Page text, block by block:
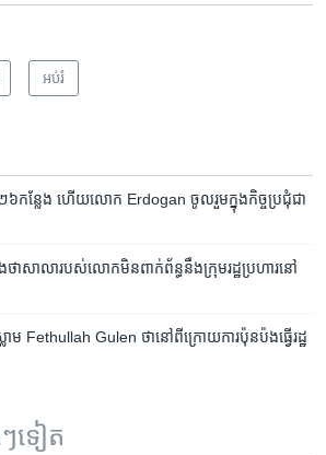
អប់រំ
កន្លែង ហើយ​លោក Erdogan ចូលរួម​ក្នុង​កិច្ចប្រជុំ​ជា​
ថា​សាលា​របស់​លោក​មិន​ពាក់ព័ន្ធ​នឹង​ក្រុម​រដ្ឋប្រហារ​នៅ​
ម​ Fethullah Gulen​ ថា​នៅ​ពី​ក្រោយ​ការ​ប៉ុន​ប៉ង​ធ្វើ​រដ្ឋ​
ៗទៀត